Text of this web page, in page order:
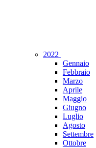
2022
Gennaio
Febbraio
Marzo
Aprile
Maggio
Giugno
Luglio
Agosto
Settembre
Ottobre